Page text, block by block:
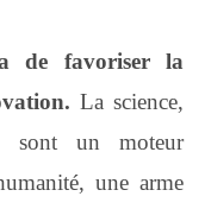
de favoriser la
La science,
sont un moteur
une arme